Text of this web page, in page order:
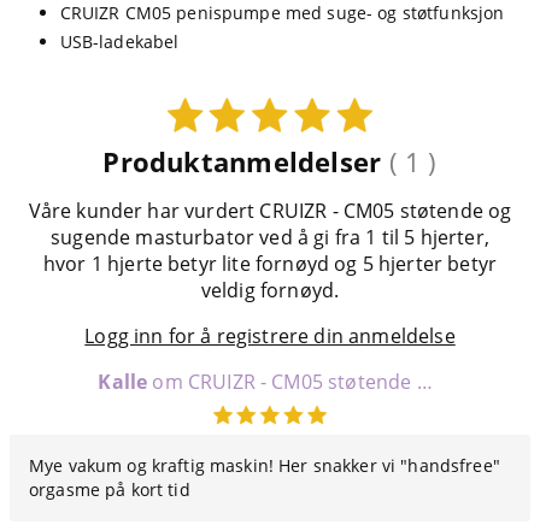
CRUIZR CM05 penispumpe med suge- og støtfunksjon
USB-ladekabel
Produktanmeldelser ( 1 )
Våre kunder har vurdert CRUIZR - CM05 støtende og
sugende masturbator ved å gi fra 1 til 5 hjerter,
hvor 1 hjerte betyr lite fornøyd og 5 hjerter betyr
veldig fornøyd.
Logg inn for å registrere din anmeldelse
Kalle om CRUIZR - CM05 støtende og sugende masturbator
Mye vakum og kraftig maskin! Her snakker vi "handsfree"
orgasme på kort tid